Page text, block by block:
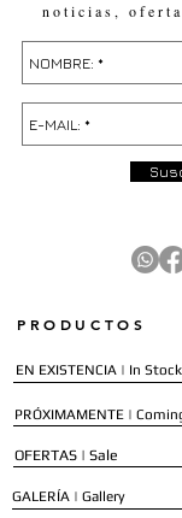
noticias,
PRODUCTOS
EN EXISTENCIA | In Stock
PRÓXIMAMENTE |
OFERTAS | Sale
GALERÍA | Gallery